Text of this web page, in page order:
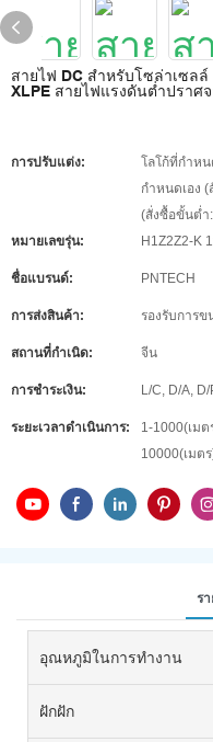
สายไฟ DC สำหรับโซล่าเซล
XLPE สายไฟแรงดันต่ำปราศ
การปรับแต่ง:
โลโก้ที่กำห
กำหนดเอง
(สั่งซื้อขั้นต่ำ
หมายเลขรุ่น:
H1Z2Z2-K
ชื่อแบรนด์: PNTECH
การส่งสินค้า: รองรับการข
สถานที่กำเนิด: จีน
การชำระเงิน: L/C, D/A,
ระยะเวลาดำเนินการ:
1-1000(เม
10000(เมต
ร
อุณหภูมิในการทำงาน
ฝักฝัก